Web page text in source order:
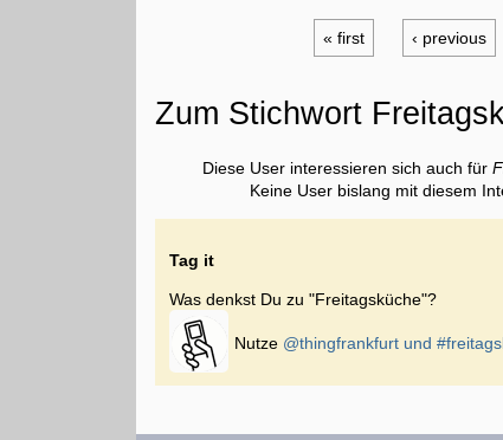
« first ‹ previous
Zum Stichwort
Diese User interessieren sich auch für
Keine User bislang mit diesem
Tag it
Was denkst Du zu "Freitagsküche"?
Nutze @thingfrankfurt und